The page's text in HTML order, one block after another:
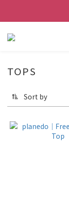
TOPS
Sort by